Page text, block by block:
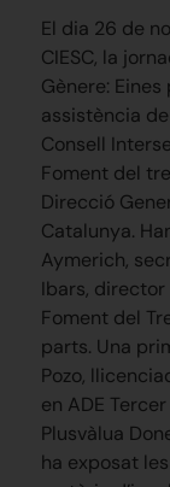
El dia 26 de
CIESC, la
Gènere:
assistència
Consell
Foment del
Direcció
Catalunya.
Aymerich,
Ibars, director
Foment del
parts. Una
Pozo,
en ADE
Plusvàlua
ha exposat